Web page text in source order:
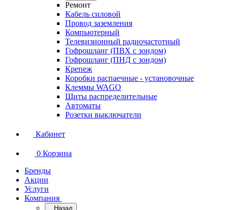
Ремонт
Кабель силовой
Провод заземления
Компьютерный
Телевизионный радиочастотный
Гофрошланг (ПВХ с зондом)
Гофрошланг (ПНД с зондом)
Крепеж
Коробки распаечные - установочные
Клеммы WAGO
Щиты распределительные
Автоматы
Розетки выключатели
Кабинет
0 Корзина
Бренды
Акции
Услуги
Компания
Назад